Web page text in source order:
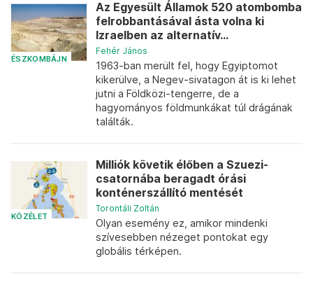
ÉSZKOMBÁJN
Az Egyesült Államok 520 atombomba
felrobbantásával ásta volna ki
Izraelben az alternatív...
Fehér János
1963-ban merült fel, hogy Egyiptomot
kikerülve, a Negev-sivatagon át is ki lehet
jutni a Földközi-tengerre, de a
hagyományos földmunkákat túl drágának
találták.
KÖZÉLET
Milliók követik élőben a Szuezi-
csatornába beragadt órási
konténerszállító mentését
Torontáli Zoltán
Olyan esemény ez, amikor mindenki
szívesebben nézeget pontokat egy
globális térképen.